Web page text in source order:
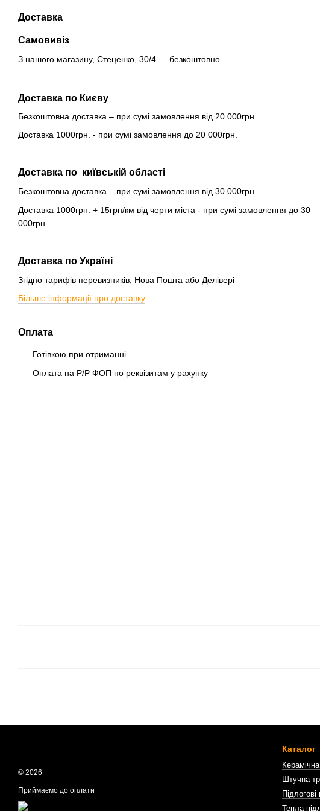
Доставка
Самовивіз
З нашого магазину, Стеценко, 30/4 — безкоштовно.
Доставка по Києву
Безкоштовна доставка – при сумі замовлення від 20 000грн.
Доставка 1000грн. - при сумі замовлення до 20 000грн.
Доставка по київській області
Безкоштовна доставка – при сумі замовлення від 30 000грн.
Доставка 1000грн. + 15грн/км від черти міста - при сумі замовлення до 30
000грн.
Доставка по Україні
Згідно тарифів перевизників, Нова Пошта або Делівері
Більше інформації про доставку
Оплата
Готівкою при отриманні
Оплата на Р/Р ФОП по реквізитам у рахунку
© 2026
Приймаємо до оплати
Каталог
Штучна
Підлогові
Тепла